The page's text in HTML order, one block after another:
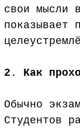
свои мысли
показывает
2. Как
Обычно
Студентов